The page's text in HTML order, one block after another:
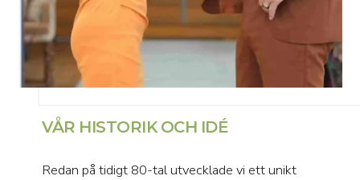
VÅR HISTORIK OCH IDÉ
Redan på tidigt 80-tal utvecklade vi ett unikt